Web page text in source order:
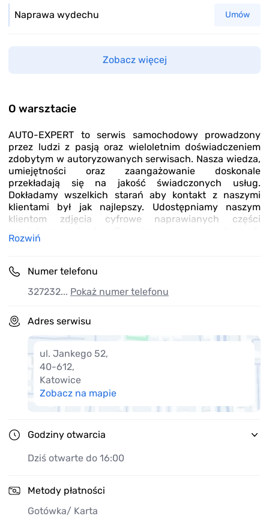
Naprawa wydechu Umów
Zobacz więcej
O warsztacie
AUTO-EXPERT to serwis samochodowy prowadzony
przez ludzi z pasją oraz wieloletnim doświadczeniem
zdobytym w autoryzowanych serwisach. Nasza wiedza,
umiejętności oraz zaangażowanie doskonale
przekładają się na jakość świadczonych usług.
Dokładamy wszelkich starań aby kontakt z naszymi
klientami był jak najlepszy. Udostępniamy naszym
klientom zdjęcia cyfrowe naprawianych części
podzespołach pochodzących od topowych
częściach przez niego dostarczonych.
Rozwiń
Numer telefonu
327232... Pokaż numer telefonu
Adres serwisu
ul. Jankego 52,
40-612,
Katowice
Zobacz na mapie
Godziny otwarcia
Dziś otwarte do 16:00
Metody płatności
Gotówka/ Karta